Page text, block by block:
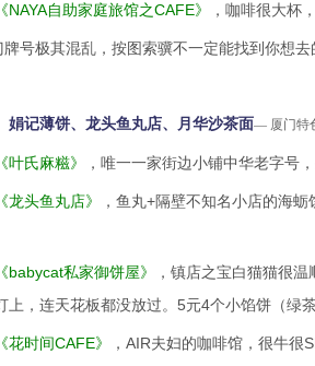
NAYA自助家庭旅馆之CAFE》 ，咖啡很大杯
牌号极其混乱，按图索骥不一定能找到你想
娟记薄饼、龙头鱼丸店、月华沙茶面— 厦门特
叶氏麻糍》 ，唯一一家街边小铺中华老字号
龙头鱼丸店》
，鱼丸+隔壁不知名小店的海
babycat私家御饼屋》
，镇店之宝白猫猫很
上，连天花板都没放过。5元4个小馅饼（绿
花时间CAFE》
，AIR夫妇的咖啡馆，很牛很